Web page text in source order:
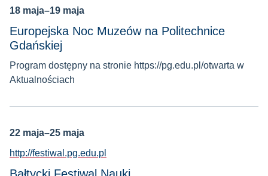
18 maja–19 maja
Europejska Noc Muzeów na Politechnice
Gdańskiej
Program dostępny na stronie https://pg.edu.pl/otwarta w
Aktualnościach
22 maja–25 maja
http://festiwal.pg.edu.pl